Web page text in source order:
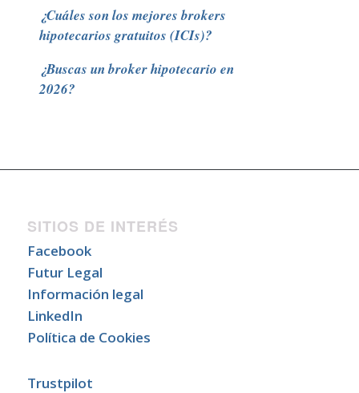
¿Cuáles son los mejores brokers
hipotecarios gratuitos (ICIs)?
¿Buscas un broker hipotecario en
2026?
SITIOS DE INTERÉS
Facebook
Futur Legal
Información legal
LinkedIn
Política de Cookies
Trustpilot